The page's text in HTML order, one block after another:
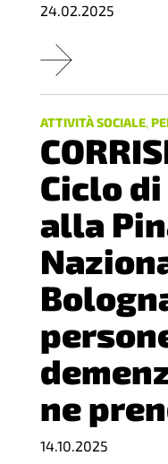
24.02.2025
ATTIVITÀ SOCIALE,
Ciclo
alla
ne
14.10.2025